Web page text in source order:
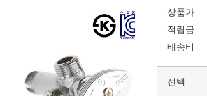
상품가
적립금
배송비
선택